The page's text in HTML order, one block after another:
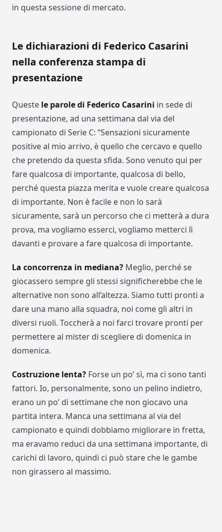
in questa sessione di mercato.
Le dichiarazioni di Federico Casarini
nella conferenza stampa di
presentazione
Queste le parole di Federico Casarini in sede di
presentazione, ad una settimana dal via del
campionato di Serie C: “Sensazioni sicuramente
positive al mio arrivo, è quello che cercavo e quello
che pretendo da questa sfida. Sono venuto qui per
fare qualcosa di importante, qualcosa di bello,
perché questa piazza merita e vuole creare qualcosa
di importante. Non è facile e non lo sarà
sicuramente, sarà un percorso che ci metterà a dura
prova, ma vogliamo esserci, vogliamo metterci lì
davanti e provare a fare qualcosa di importante.
La concorrenza in mediana? Meglio, perché se
giocassero sempre gli stessi significherebbe che le
alternative non sono all’altezza. Siamo tutti pronti a
dare una mano alla squadra, noi come gli altri in
diversi ruoli. Toccherà a noi farci trovare pronti per
permettere al mister di scegliere di domenica in
domenica.
Costruzione lenta? Forse un po’ sì, ma ci sono tanti
fattori. Io, personalmente, sono un pelino indietro,
erano un po’ di settimane che non giocavo una
partita intera. Manca una settimana al via del
campionato e quindi dobbiamo migliorare in fretta,
ma eravamo reduci da una settimana importante, di
carichi di lavoro, quindi ci può stare che le gambe
non girassero al massimo.